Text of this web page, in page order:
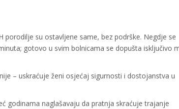
su ostavljene same, bez podrške. Negdje se
gotovo u svim bolnicama se dopušta isključivo
– uskraćuje ženi osjećaj sigurnosti i dostojanstva u
godinama naglašavaju da pratnja skraćuje trajanje